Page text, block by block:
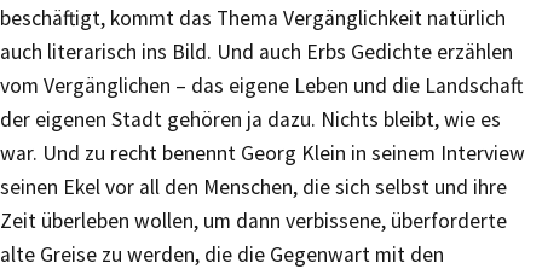
beschäftigt, kommt das Thema Vergänglichkeit natürlich
auch literarisch ins Bild. Und auch Erbs Gedichte erzählen
vom Vergänglichen – das eigene Leben und die Landschaft
der eigenen Stadt gehören ja dazu. Nichts bleibt, wie es
war. Und zu recht benennt Georg Klein in seinem Interview
seinen Ekel vor all den Menschen, die sich selbst und ihre
Zeit überleben wollen, um dann verbissene, überforderte
alte Greise zu werden, die die Gegenwart mit den